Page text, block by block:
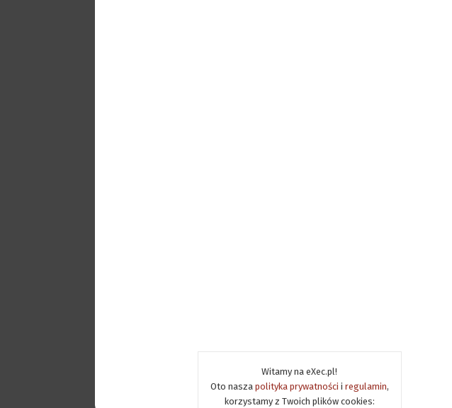
Witamy na eXec.pl!
Oto nasza polityka prywatności i regulamin,
korzystamy z Twoich plików cookies: